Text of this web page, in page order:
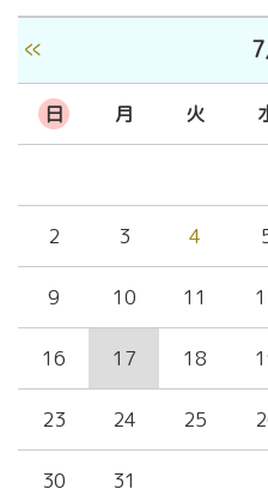
«
日 月 火
2 3 4
9 10 11
16 17 18
23 24 25
30 31